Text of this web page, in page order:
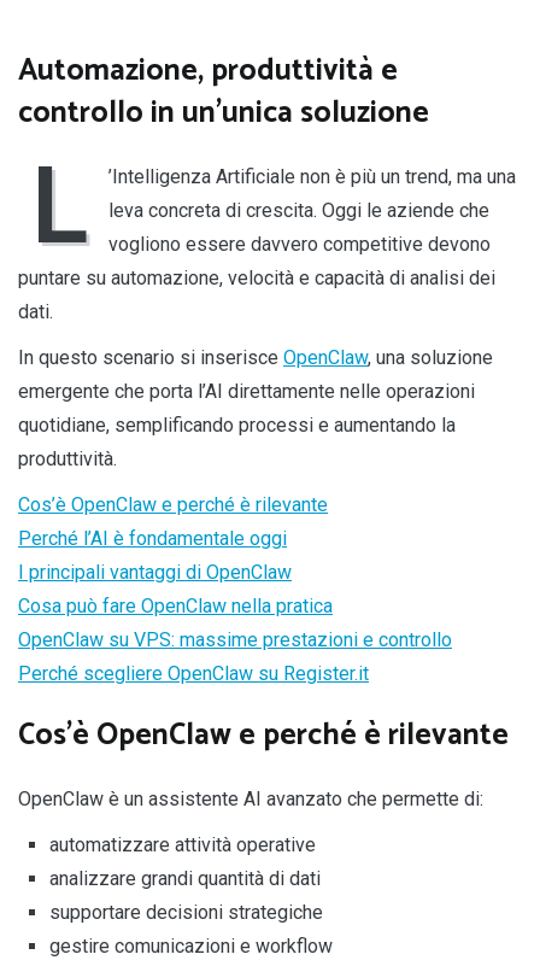
Automazione, produttività e
controllo in un’unica soluzione
L
’Intelligenza Artificiale non è più un trend, ma una
leva concreta di crescita. Oggi le aziende che
vogliono essere davvero competitive devono
puntare su automazione, velocità e capacità di analisi dei
dati.
In questo scenario si inserisce OpenClaw, una soluzione
emergente che porta l’AI direttamente nelle operazioni
quotidiane, semplificando processi e aumentando la
produttività.
Cos’è OpenClaw e perché è rilevante
Perché l’AI è fondamentale oggi
I principali vantaggi di OpenClaw
Cosa può fare OpenClaw nella pratica
OpenClaw su VPS: massime prestazioni e controllo
Perché scegliere OpenClaw su Register.it
Cos’è OpenClaw e perché è rilevante
OpenClaw è un assistente AI avanzato che permette di:
automatizzare attività operative
analizzare grandi quantità di dati
supportare decisioni strategiche
gestire comunicazioni e workflow